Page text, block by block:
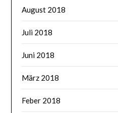
August 2018
Juli 2018
Juni 2018
März 2018
Feber 2018